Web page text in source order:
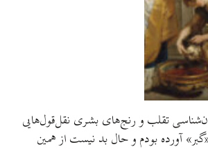
تقلب و رنج‌های بشری نقل‌قول‌هایی
آورده بودم و حال بد نیست از همین